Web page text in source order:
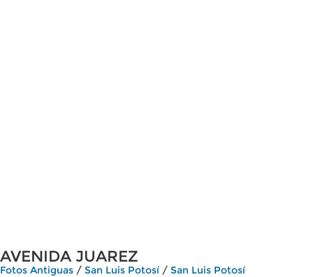
AVENIDA JUAREZ
Fotos Antiguas / San Luis Potosí / San Luis Potosí